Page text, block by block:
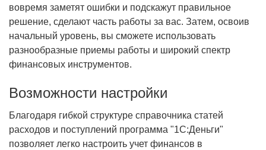
вовремя заметят ошибки и подскажут правильное
решение, сделают часть работы за вас. Затем, освоив
начальный уровень, вы сможете использовать
разнообразные приемы работы и широкий спектр
финансовых инструментов.
Возможности настройки
Благодаря гибкой структуре справочника статей
расходов и поступлений программа "1С:Деньги"
позволяет легко настроить учет финансов в